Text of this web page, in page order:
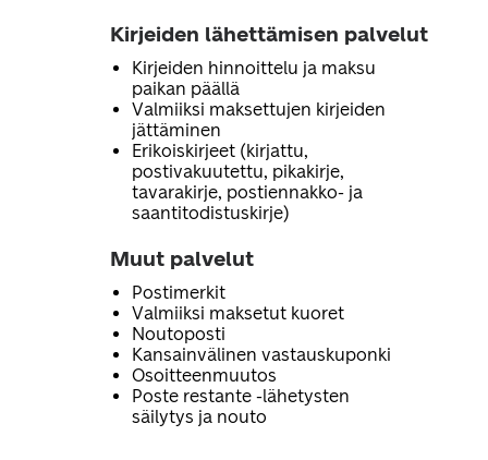
Kirjeiden lähettämisen palvelut
Kirjeiden hinnoittelu ja maksu
paikan päällä
Valmiiksi maksettujen kirjeiden
jättäminen
Erikoiskirjeet (kirjattu,
postivakuutettu, pikakirje,
tavarakirje, postiennakko- ja
saantitodistuskirje)
Muut palvelut
Postimerkit
Valmiiksi maksetut kuoret
Noutoposti
Kansainvälinen vastauskuponki
Osoitteenmuutos
Poste restante -lähetysten
säilytys ja nouto